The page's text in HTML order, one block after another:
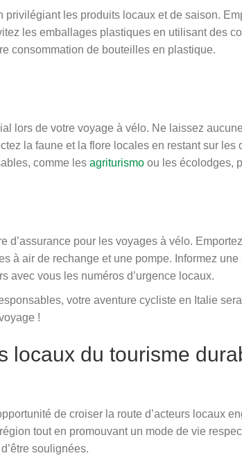
les produits locaux et de saison.
les emballages plastiques en utilisant des
consommation de bouteilles en plastique.
lors de votre voyage à vélo. Ne laissez
la faune et la flore locales en restant sur
comme les agriturismo ou les écolodges,
d’assurance pour les voyages à vélo.
à air de rechange et une pompe. Informez
avec vous les numéros d’urgence locaux.
votre aventure cycliste en Italie
!
locaux du tourisme
de croiser la route d’acteurs
tout en promouvant un mode de vie
soulignées.